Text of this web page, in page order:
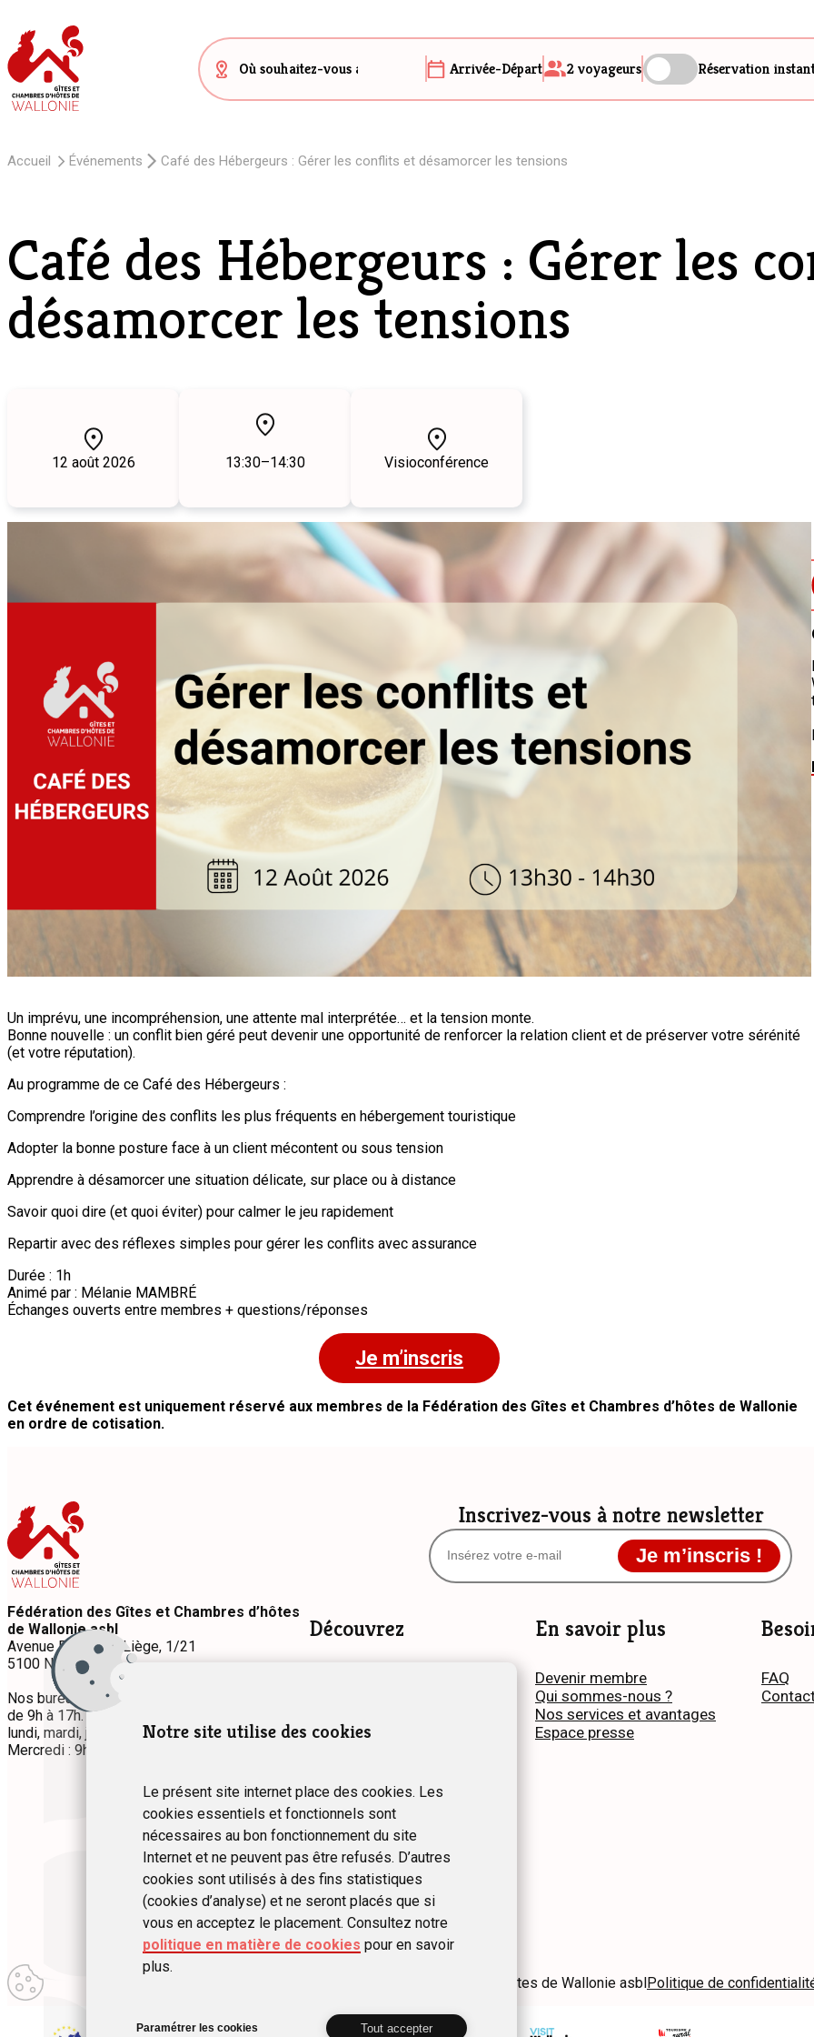
Arrivée-Départ 2 voyageurs Réservation
Accueil Événements Café des Hébergeurs : Gérer les conflits et désamorcer les tensions
Café des Hébergeurs : Gérer les
désamorcer les tensions
12 août 2026 13:30–14:30 Visioconférence
Un imprévu, une incompréhension, une attente mal interprétée… et la tension monte.
Bonne nouvelle : un conflit bien géré peut devenir une opportunité de renforcer la relation client et de préserver votre sérénité
(et votre réputation).
Au programme de ce Café des Hébergeurs :
Comprendre l’origine des conflits les plus fréquents en hébergement touristique
Adopter la bonne posture face à un client mécontent ou sous tension
Apprendre à désamorcer une situation délicate, sur place ou à distance
Savoir quoi dire (et quoi éviter) pour calmer le jeu rapidement
Repartir avec des réflexes simples pour gérer les conflits avec assurance
Durée : 1h
Animé par : Mélanie MAMBRÉ
Échanges ouverts entre membres + questions/réponses
Je m’inscris
Cet événement est uniquement réservé aux membres de la Fédération des Gîtes et Chambres d’hôtes de Wallonie
en ordre de cotisation.
Inscrivez-vous à notre newsletter
Je m’inscris !
Fédération des Gîtes et Chambres d’hôtes
de Wallonie asbl
Avenue Prince de Liège, 1/21
5100 Namur
Nos bureaux sont accessibles du lundi au jeudi
de 9h à 17h.Permanence téléphonique
lundi, mardi, jeudi et vendredi : 9h à 12h30.
Mercredi : 9h à 17h.
Découvrez En savoir plus
Devenir membre
Qui sommes-nous ?
Nos services et avantages
Espace presse
FAQ
Modifier
mes
préférences
© 2024 Fédération des Gîtes et Chambres d’hôtes de Wallonie asblPolitique de
Notre site utilise des cookies
Le présent site internet place des cookies. Les
cookies essentiels et fonctionnels sont
nécessaires au bon fonctionnement du site
Internet et ne peuvent pas être refusés. D’autres
cookies sont utilisés à des fins statistiques
(cookies d’analyse) et ne seront placés que si
vous en acceptez le placement. Consultez notre
politique en matière de cookies pour en savoir
plus.
Paramétrer les cookies Tout accepter